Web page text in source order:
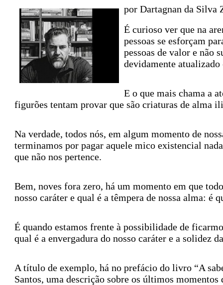
por Dartagnan da Silva
É curioso ver que na
pessoas se esforçam
pessoas de valor e não
devidamente
E o que mais chama a
figurões tentam provar que são criaturas de alma
Na verdade, todos nós, em algum momento de
terminamos por pagar aquele mico existencial
que não nos pertence.
Bem, noves fora zero, há um momento em que
nosso caráter e qual é a têmpera de nossa alma: é
É quando estamos frente à possibilidade de
qual é a envergadura do nosso caráter e a solidez
A título de exemplo, há no prefácio do livro “A
Santos, uma descrição sobre os últimos